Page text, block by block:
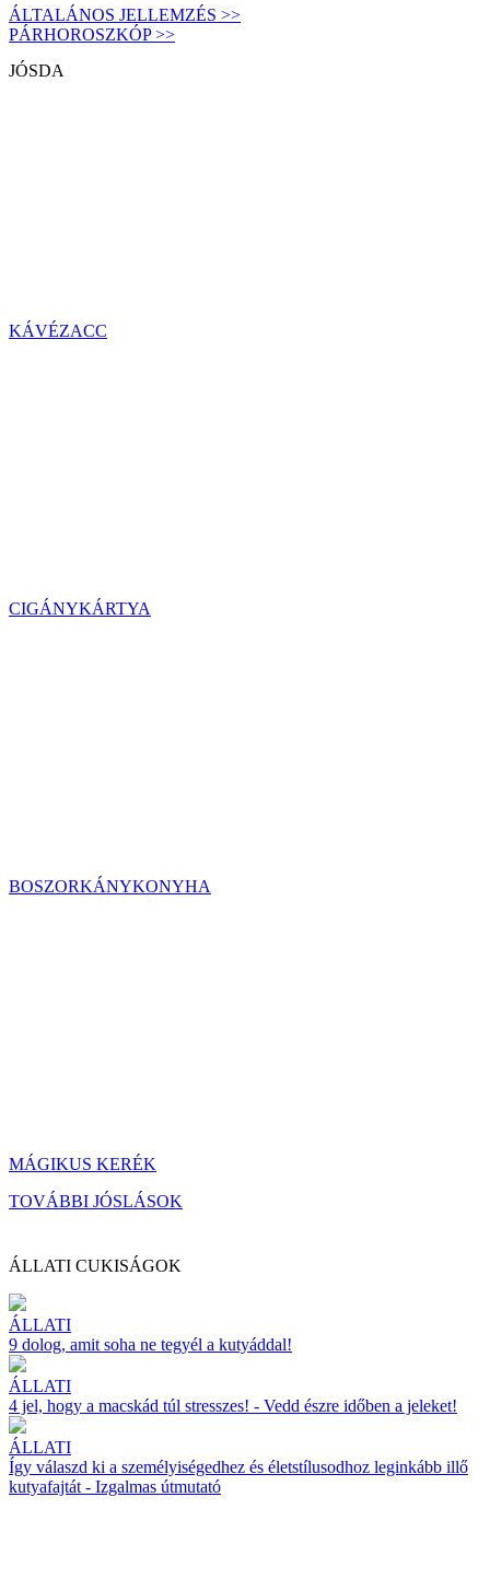
ÁLTALÁNOS JELLEMZÉS >>
PÁRHOROSZKÓP >>
JÓSDA
KÁVÉZACC
CIGÁNYKÁRTYA
BOSZORKÁNYKONYHA
MÁGIKUS KERÉK
TOVÁBBI JÓSLÁSOK
ÁLLATI CUKISÁGOK
ÁLLATI
9 dolog, amit soha ne tegyél a kutyáddal!
ÁLLATI
4 jel, hogy a macskád túl stresszes! - Vedd észre időben a jeleket!
ÁLLATI
Így válaszd ki a személyiségedhez és életstílusodhoz leginkább illő
kutyafajtát - Izgalmas útmutató